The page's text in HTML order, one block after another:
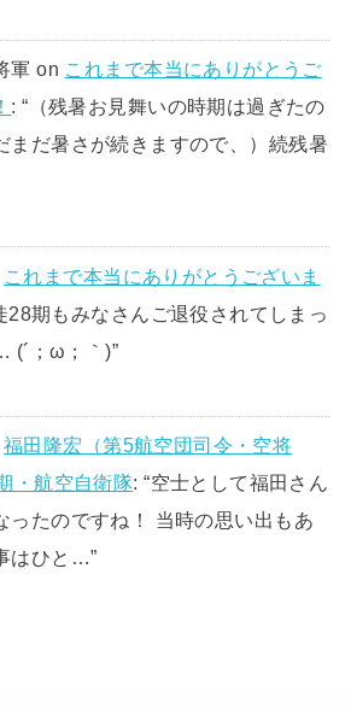
軍 on これまで本当にありがとうご
: “ （残暑お見舞いの時期は過ぎたの
まだ暑さが続きますので、）続残暑
これまで本当にありがとうございま
28期もみなさんご退役されてしまっ
(´；ω；｀)”
福田隆宏（第5航空団司令・空将
・航空自衛隊: “空士として福田さん
ったのですね！ 当時の思い出もあ
はひと…”